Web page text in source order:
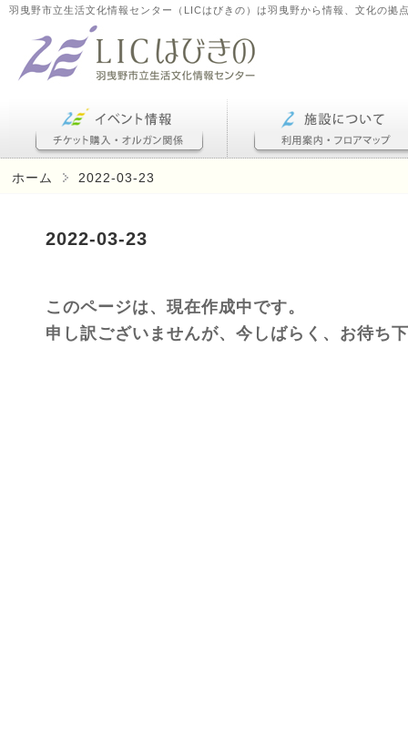
羽曳野市立生活文化情報センター（LICはびきの）は羽曳野から情報、文化の拠
ホーム 2022-03-23
2022-03-23
このページは、現在作成中です。
申し訳ございませんが、今しばらく、お待ち